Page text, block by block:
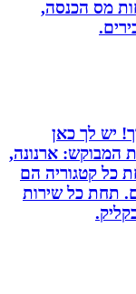
הכנסה,
לך כאן
ארנונה,
קטגוריה הם
כל שירות